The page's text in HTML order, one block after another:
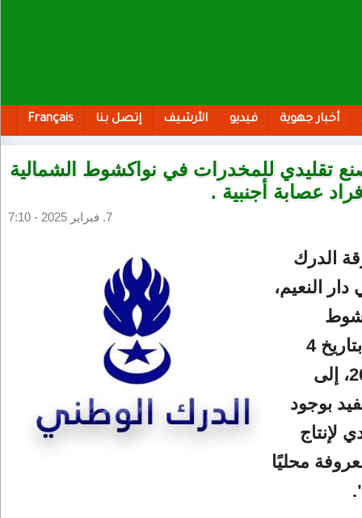
أخبار جهوية فيديو الأرشيف إتصل بنا Français
تقليدي للمخدرات في نواكشوط الشمالية
عصابة أجنبية .
7. فبراير 2025 - 7:10
الدرك
النعيم،
الشمالية، بتاريخ 4
فبراير 2025، إلى
بوجود
لإنتاج
محليًا